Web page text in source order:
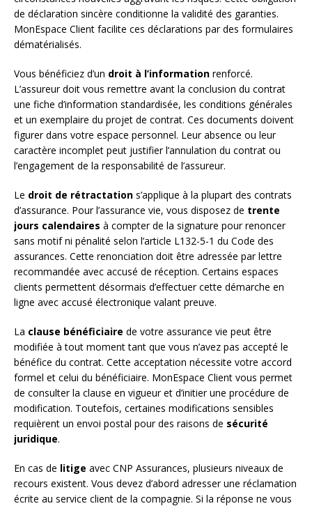
de déclaration sincère conditionne la validité des garanties.
MonEspace Client facilite ces déclarations par des formulaires
dématérialisés.
Vous bénéficiez d’un droit à l’information renforcé.
L’assureur doit vous remettre avant la conclusion du contrat
une fiche d’information standardisée, les conditions générales
et un exemplaire du projet de contrat. Ces documents doivent
figurer dans votre espace personnel. Leur absence ou leur
caractère incomplet peut justifier l’annulation du contrat ou
l’engagement de la responsabilité de l’assureur.
Le droit de rétractation s’applique à la plupart des contrats
d’assurance. Pour l’assurance vie, vous disposez de trente
jours calendaires à compter de la signature pour renoncer
sans motif ni pénalité selon l’article L132-5-1 du Code des
assurances. Cette renonciation doit être adressée par lettre
recommandée avec accusé de réception. Certains espaces
clients permettent désormais d’effectuer cette démarche en
ligne avec accusé électronique valant preuve.
La clause bénéficiaire de votre assurance vie peut être
modifiée à tout moment tant que vous n’avez pas accepté le
bénéfice du contrat. Cette acceptation nécessite votre accord
formel et celui du bénéficiaire. MonEspace Client vous permet
de consulter la clause en vigueur et d’initier une procédure de
modification. Toutefois, certaines modifications sensibles
requièrent un envoi postal pour des raisons de sécurité
juridique.
En cas de litige avec CNP Assurances, plusieurs niveaux de
recours existent. Vous devez d’abord adresser une réclamation
écrite au service client de la compagnie. Si la réponse ne vous